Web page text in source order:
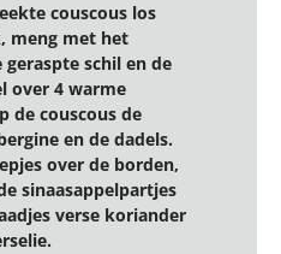
couscous los
meng met het
schil en de
over 4 warme
de couscous de
en de dadels.
over de borden,
sinaasappelpartjes
verse koriander